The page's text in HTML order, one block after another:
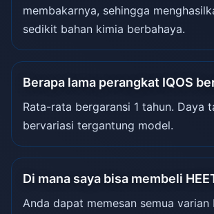
membakarnya, sehingga
sedikit bahan kimia berbahaya.
Berapa lama perangkat IQOS
Rata-rata bergaransi 1 tahun. Daya
bervariasi tergantung model.
Di mana saya bisa membeli
Anda dapat memesan semua varian